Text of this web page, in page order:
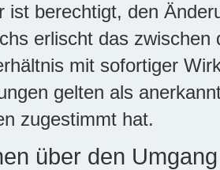
ist berechtigt, den
erlischt das
mit sofortiger
gelten als
zugestimmt hat.
über den